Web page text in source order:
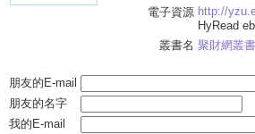
電子資源 http://
HyRead
叢書名 聚財網叢書
朋友的E-mail
朋友的名字
我的E-mail